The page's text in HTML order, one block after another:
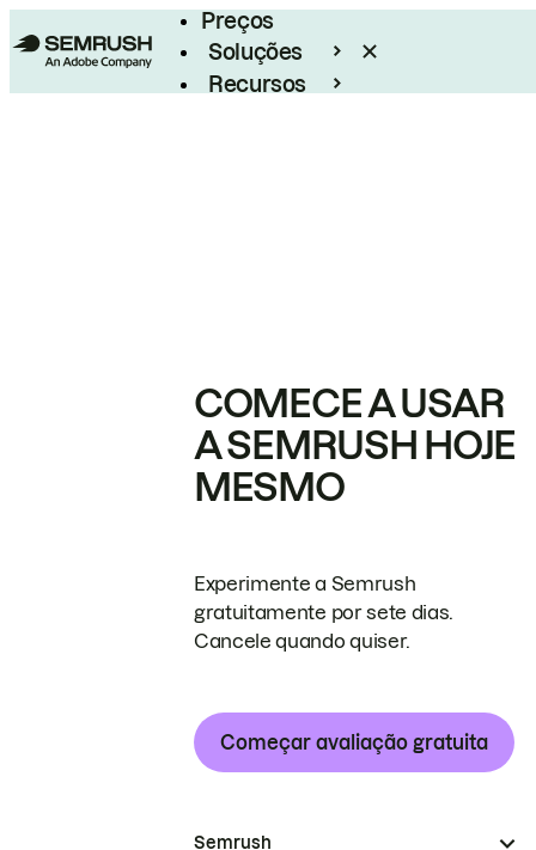
Preços
Soluções
Recursos
COMECE A USAR
A SEMRUSH HOJE
MESMO
Experimente a Semrush
gratuitamente por sete dias.
Cancele quando quiser.
Começar avaliação gratuita
Semrush